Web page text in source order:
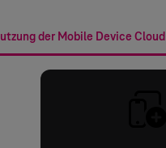
der Mobile Device Cloud